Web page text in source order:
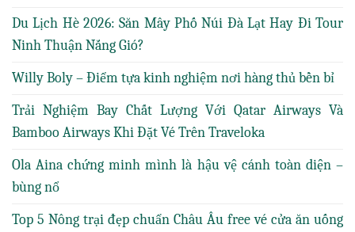
Du Lịch Hè 2026: Săn Mây Phố Núi Đà Lạt Hay Đi Tour
Ninh Thuận Nắng Gió?
Willy Boly – Điểm tựa kinh nghiệm nơi hàng thủ bền bỉ
Trải Nghiệm Bay Chất Lượng Với Qatar Airways Và
Bamboo Airways Khi Đặt Vé Trên Traveloka
Ola Aina chứng minh mình là hậu vệ cánh toàn diện –
bùng nổ
Top 5 Nông trại đẹp chuẩn Châu Âu free vé cửa ăn uống